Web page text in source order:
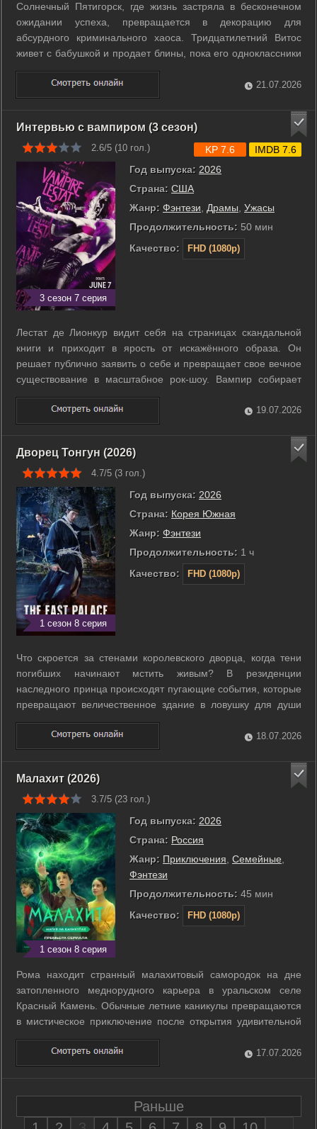
Солнечный Пятигорск, где жизнь застряла в бесконечном
ожидании успеха, превращается в декорацию для
абсурдного криминального хаоса. Тридцатилетний Витос
живет с бабушкой и продает блины, пока его одноклассники
строят карьеры. После встречи выпускников он одержим
идеей легких денег. Он уговаривает троих друзей ограбить
инкассаторскую машину, чтобы ...
21.07.2026
Интервью с вампиром (3 сезон)
2.6/5 (10 гол.)
3 сезон 7 серия
Год выпуска: 2026
Страна: США
Жанр: Фэнтези Драмы Ужасы
Продолжительность: 50 мин
Качество:
FHD (1080p)
KP 7.6 IMDB 7.6
Лестат де Лионкур видит себя на страницах скандальной
книги и приходит в ярость от искажённого образа. Он
решает публично заявить о себе и превращает свое вечное
существование в масштабное рок-шоу. Вампир собирает
музыкальную группу, намереваясь через турне донести до
человечества собственную версию истории. На сцене
артист купается в славе, но за ...
19.07.2026
Дворец Тонгун (2026)
4.7/5 (3 гол.)
1 сезон 8 серия
Год выпуска: 2026
Страна: Корея Южная
Жанр: Фэнтези
Продолжительность: 1 ч
Качество:
FHD (1080p)
Что скроется за стенами королевского дворца, когда тени
погибших начинают мстить живым? В резиденции
наследного принца происходят пугающие события, которые
превращают величественное здание в ловушку для души
наследника. Король тайно призывает двух охотников за
нечистью, чьи способности выходят за грани человеческого
понимания. Воин-охотник умеет ...
18.07.2026
Малахит (2026)
3.7/5 (23 гол.)
1 сезон 8 серия
Год выпуска: 2026
Страна: Россия
Жанр: Приключения Семейные
Фэнтези
Продолжительность: 45 мин
Качество:
FHD (1080p)
Рома находит странный малахитовый самородок на дне
затопленного меднорудного карьера в уральском селе
Красный Камень. Обычные летние каникулы превращаются
в мистическое приключение после открытия удивительной
способности. Теперь все нарисованные Ромой предметы
мгновенно воплощаются в реальность. Детское увлечение
быстро становится опасным из-за ...
17.07.2026
Раньше